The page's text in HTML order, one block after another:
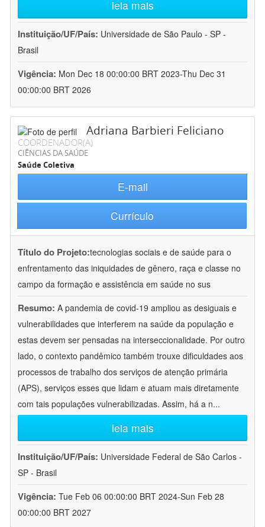
leia mais
Instituição/UF/País: Universidade de São Paulo - SP -
Brasil
Vigência: Mon Dec 18 00:00:00 BRT 2023-Thu Dec 31
00:00:00 BRT 2026
Adriana Barbieri Feliciano
COORDENADOR(A)
CIÊNCIAS DA SAÚDE
Saúde Coletiva
E-mail
Currículo
Título do Projeto:tecnologias sociais e de saúde para o
enfrentamento das iniquidades de gênero, raça e classe no
campo da formação e assistência em saúde no sus
Resumo: A pandemia de covid-19 ampliou as desiguais e
vulnerabilidades que interferem na saúde da população e
estas devem ser pensadas na interseccionalidade. Por outro
lado, o contexto pandêmico também trouxe dificuldades aos
processos de trabalho dos serviços de atenção primária
(APS), serviços esses que lidam e atuam mais diretamente
com tais populações vulnerabilizadas. Assim, há a n...
leia mais
Instituição/UF/País: Universidade Federal de São Carlos -
SP - Brasil
Vigência: Tue Feb 06 00:00:00 BRT 2024-Sun Feb 28
00:00:00 BRT 2027